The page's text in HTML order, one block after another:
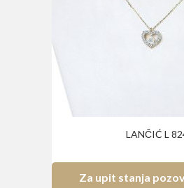
LANČIĆ L
Za upit stanja